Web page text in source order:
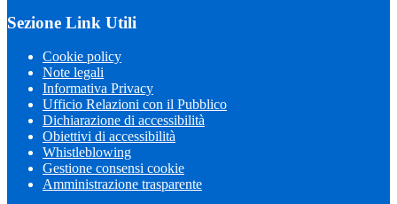
Sezione Link Utili
Cookie policy
Note legali
Informativa Privacy
Ufficio Relazioni con il Pubblico
Dichiarazione di accessibilità
Obiettivi di accessibilità
Whistleblowing
Gestione consensi cookie
Amministrazione trasparente